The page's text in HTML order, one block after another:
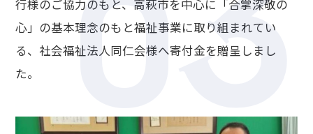
行様のご協力のもと、高萩市を中心に「合掌深敬の
心」の基本理念のもと福祉事業に取り組まれてい
る、社会福祉法人同仁会様へ寄付金を贈呈しまし
た。